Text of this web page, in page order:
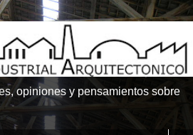
opiniones y pensamientos sobre